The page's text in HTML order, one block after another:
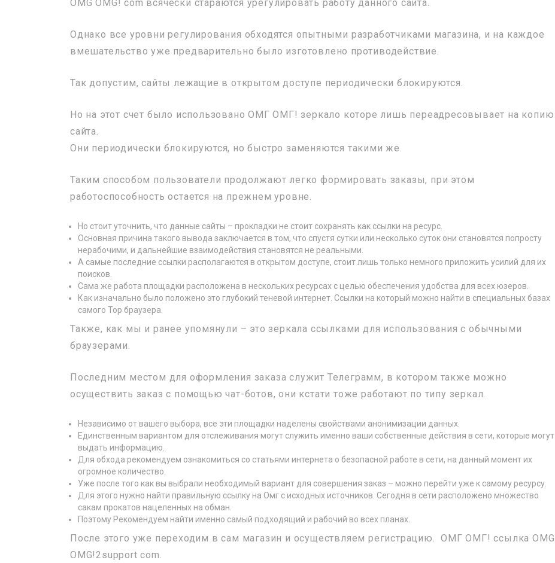
OMG OMG! com всячески стараются урегулировать работу данного сайта.
Однако все уровни регулирования обходятся опытными разработчиками магазина, и на каждое
вмешательство уже предварительно было изготовлено противодействие.
Так допустим, сайты лежащие в открытом доступе периодически блокируются.
Но на этот счет было использовано ОМГ ОМГ! зеркало которе лишь переадресовывает на копию
сайта.
Они периодически блокируются, но быстро заменяются такими же.
Таким способом пользователи продолжают легко формировать заказы, при этом
работоспособность остается на прежнем уровне.
Но стоит уточнить, что данные сайты – прокладки не стоит сохранять как ссылки на ресурс.
Основная причина такого вывода заключается в том, что спустя сутки или несколько суток они становятся попросту
нерабочими, и дальнейшие взаимодействия становятся не реальными.
А самые последние ссылки располагаются в открытом доступе, стоит лишь только немного приложить усилий для их
поисков.
Сама же работа площадки расположена в нескольких ресурсах с целью обеспечения удобства для всех юзеров.
Как изначально было положено это глубокий теневой интернет. Ссылки на который можно найти в специальных базах
самого Тор браузера.
Также, как мы и ранее упомянули – это зеркала ссылками для использования с обычными
браузерами.
Последним местом для оформления заказа служит Телеграмм, в котором также можно
осуществить заказ с помощью чат-ботов, они кстати тоже работают по типу зеркал.
Независимо от вашего выбора, все эти площадки наделены свойствами анонимизации данных.
Единственным вариантом для отслеживания могут служить именно ваши собственные действия в сети, которые могут
выдать информацию.
Для обхода рекомендуем ознакомиться со статьями интернета о безопасной работе в сети, на данный момент их
огромное количество.
Уже после того как вы выбрали необходимый вариант для совершения заказ – можно перейти уже к самому ресурсу.
Для этого нужно найти правильную ссылку на Омг с исходных источников. Сегодня в сети расположено множество
сакам прокатов нацеленных на обман.
Поэтому Рекомендуем найти именно самый подходящий и рабочий во всех планах.
После этого уже переходим в сам магазин и осуществляем регистрацию. ОМГ ОМГ! ссылка OMG
OMG!2support com.